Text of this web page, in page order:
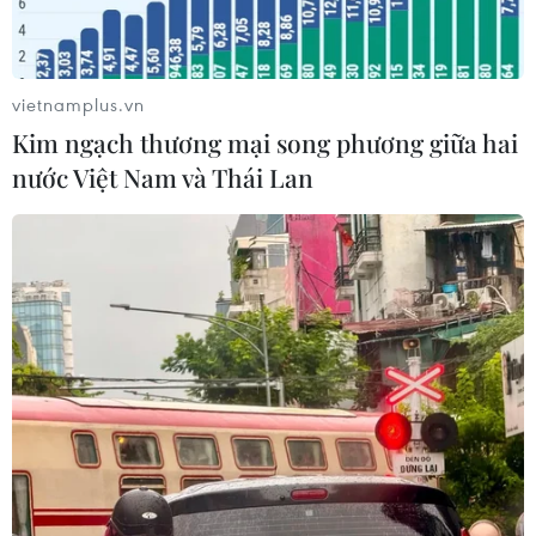
Gia Lai: Phát hiện hơn 3,4 tấn mỹ
phẩm không có phiếu công bố sản
phẩm
04/08/2026 04:48
Làm rõ toàn bộ chuỗi hành vi
gây rối trật tự công cộng của Khánh
04/08/2026 04:15
Xem thêm
vietnamplus.vn
Kim ngạch thương mại song phương giữa hai
nước Việt Nam và Thái Lan